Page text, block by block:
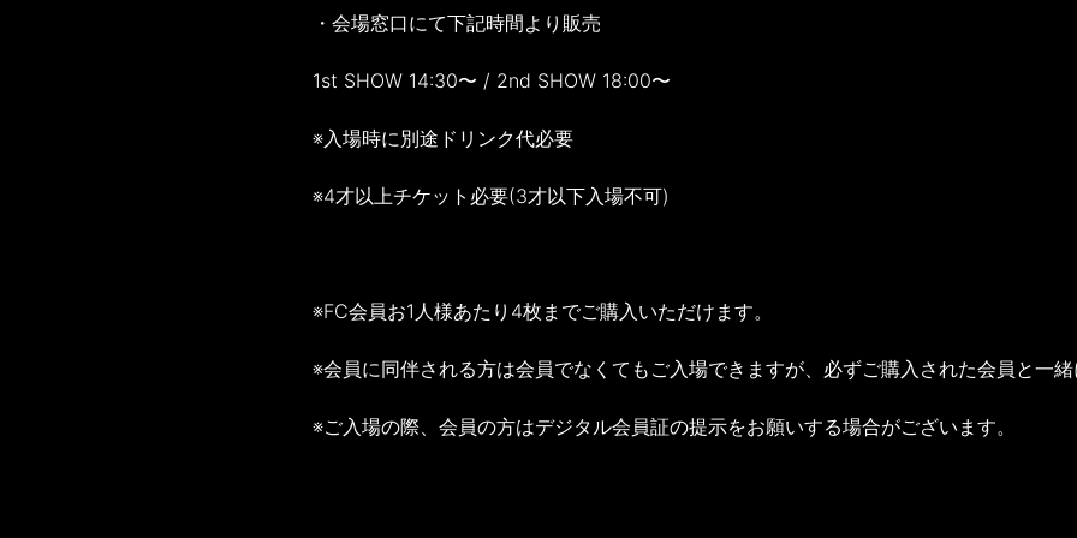
・会場窓口にて下記時間より販売
1st SHOW 14:30〜 / 2nd SHOW 18:00〜
※入場時に別途ドリンク代必要
※4才以上チケット必要(3才以下入場不可)
※FC会員お1人様あたり4枚までご購入いただけます。
※会員に同伴される方は会員でなくてもご入場できますが、必ずご購入された会員と一緒
※ご入場の際、会員の方はデジタル会員証の提示をお願いする場合がございます。